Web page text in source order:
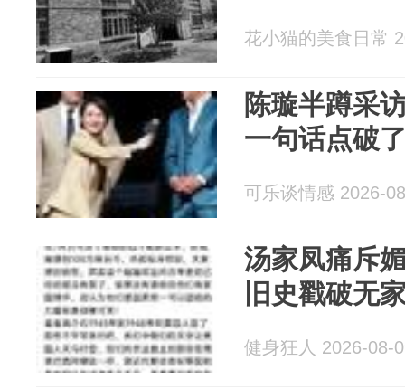
花小猫的美食日常
陈璇半蹲采
一句话点破
可乐谈情感 2026-
汤家凤痛斥
旧史戳破无
健身狂人 2026-08-